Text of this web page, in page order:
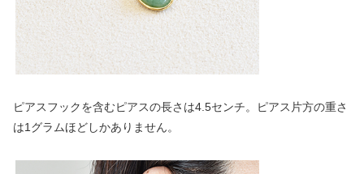
ピアスフックを含むピアスの長さは4.5センチ。ピアス片方の重さ
は1グラムほどしかありません。